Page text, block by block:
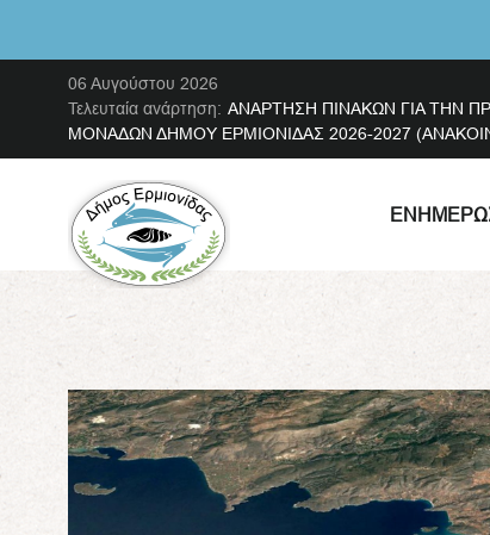
06 Αυγούστου 2026
Τελευταία ανάρτηση: ΑΝΑΡΤΗΣΗ ΠΙΝΑΚΩΝ ΓΙΑ ΤΗΝ
ΜΟΝΑΔΩΝ ΔΗΜΟΥ ΕΡΜΙΟΝΙΔΑΣ 2026-2027